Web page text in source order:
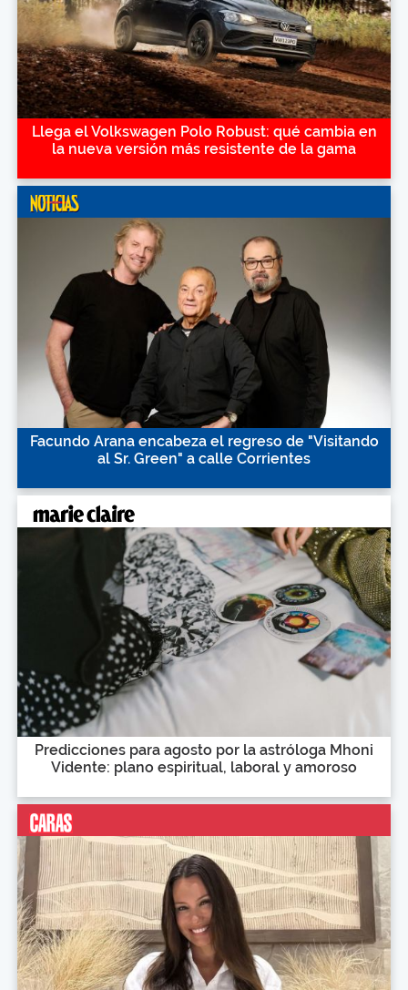
Llega el Volkswagen Polo Robust: qué cambia en
la nueva versión más resistente de la gama
Facundo Arana encabeza el regreso de "Visitando
al Sr. Green" a calle Corrientes
Predicciones para agosto por la astróloga Mhoni
Vidente: plano espiritual, laboral y amoroso